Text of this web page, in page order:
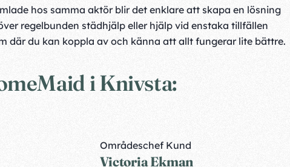
hos samma aktör blir det enklare att skapa en lösning
regelbunden städhjälp eller hjälp vid enstaka tillfällen
där du kan koppla av och känna att allt fungerar lite bättre.
i Knivsta:
Områdeschef Kund
Victoria Ekman